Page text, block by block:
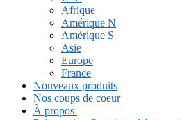
Afrique
Amérique N
Amérique S
Asie
Europe
France
Nouveaux produits
Nos coups de coeur
À propos